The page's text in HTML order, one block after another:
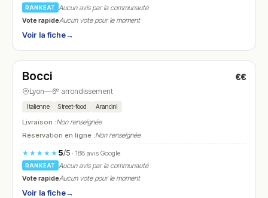
RANKEAT
Aucun avis par la communauté
Vote rapideAucun vote pour le moment
Voir la fiche→
N° 15
Bocci €€
Lyon—6ᵉ arrondissement
Italienne Street-food Arancini
Livraison :Non renseignée
Réservation en ligne :Non renseignée
★★★★★ 5/5· 188 avis Google
RANKEAT
Aucun avis par la communauté
Vote rapideAucun vote pour le moment
Voir la fiche→